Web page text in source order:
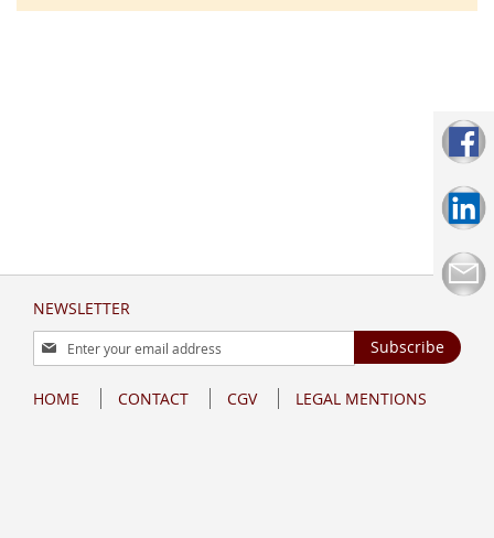
NEWSLETTER
Sign
Up
Our
Subscribe
HOME CONTACT CGV LEGAL MENTIONS